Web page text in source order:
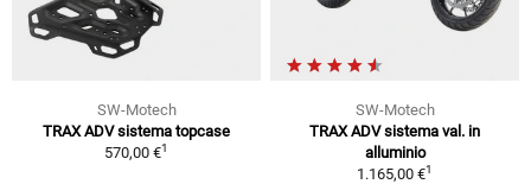
SW-Motech
TRAX ADV sistema topcase
570,00 €1
SW-Motech
TRAX ADV sistema val. in
alluminio
1.165,00 €1